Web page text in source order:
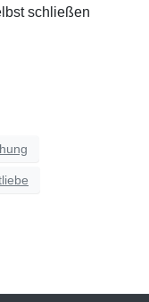
schließen